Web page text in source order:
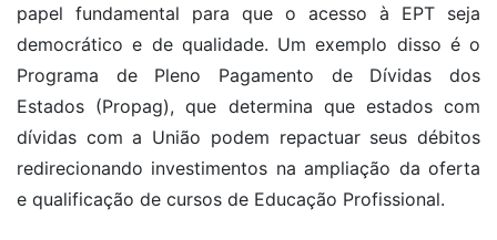
papel fundamental para que o acesso à EPT seja
democrático e de qualidade. Um exemplo disso é o
Programa de Pleno Pagamento de Dívidas dos
Estados (Propag), que determina que estados com
dívidas com a União podem repactuar seus débitos
redirecionando investimentos na ampliação da oferta
e qualificação de cursos de Educação Profissional.